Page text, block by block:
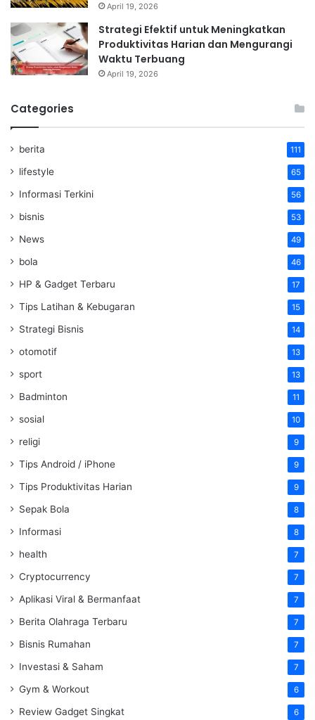
April 19, 2026
Strategi Efektif untuk Meningkatkan
Produktivitas Harian dan Mengurangi
Waktu Terbuang
April 19, 2026
Categories
berita 111
lifestyle 65
Informasi Terkini 56
bisnis 53
News 49
bola 46
HP & Gadget Terbaru 17
Tips Latihan & Kebugaran 15
Strategi Bisnis 14
otomotif 13
sport 13
Badminton 11
sosial 10
religi 9
Tips Android / iPhone 9
Tips Produktivitas Harian 9
Sepak Bola 8
Informasi 8
health 7
Cryptocurrency 7
Aplikasi Viral & Bermanfaat 7
Berita Olahraga Terbaru 7
Bisnis Rumahan 7
Investasi & Saham 7
Gym & Workout 6
Review Gadget Singkat 6